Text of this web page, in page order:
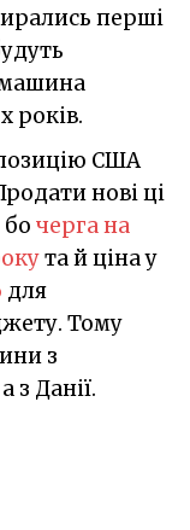
перші
машина
років.
США
нові ці
черга на
та й ціна у
для
Тому
з
з Данії.